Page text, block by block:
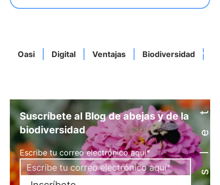
Oasi Digital Ventajas Biodiversidad Newsletter
Suscríbete al Blog de abejas y de la
biodiversidad
Escribe tu correo electrónico aquí*